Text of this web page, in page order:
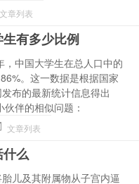
文章列表
有多少比例
，中国大学生在总人口中的
。这一数据是根据国家
布的最新统计信息得出
伙伴的相似问题：
文章列表
什么
儿及其附属物从子宫内逼